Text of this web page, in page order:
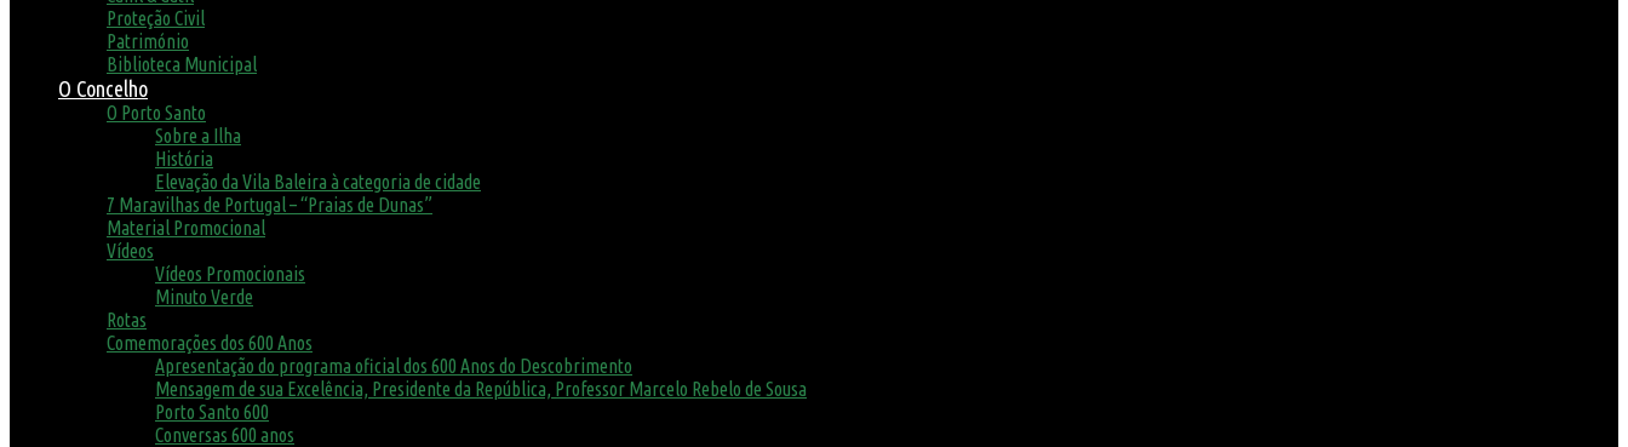
Proteção Civil
Património
Biblioteca Municipal
O Concelho
O Porto Santo
Sobre a Ilha
História
Elevação da Vila Baleira à categoria de cidade
7 Maravilhas de Portugal – “Praias de Dunas”
Material Promocional
Vídeos
Vídeos Promocionais
Minuto Verde
Rotas
Comemorações dos 600 Anos
Apresentação do programa oficial dos 600 Anos do Descobrimento
Mensagem de sua Excelência, Presidente da República, Professor Marcelo Rebelo de Sousa
Porto Santo 600
Conversas 600 anos